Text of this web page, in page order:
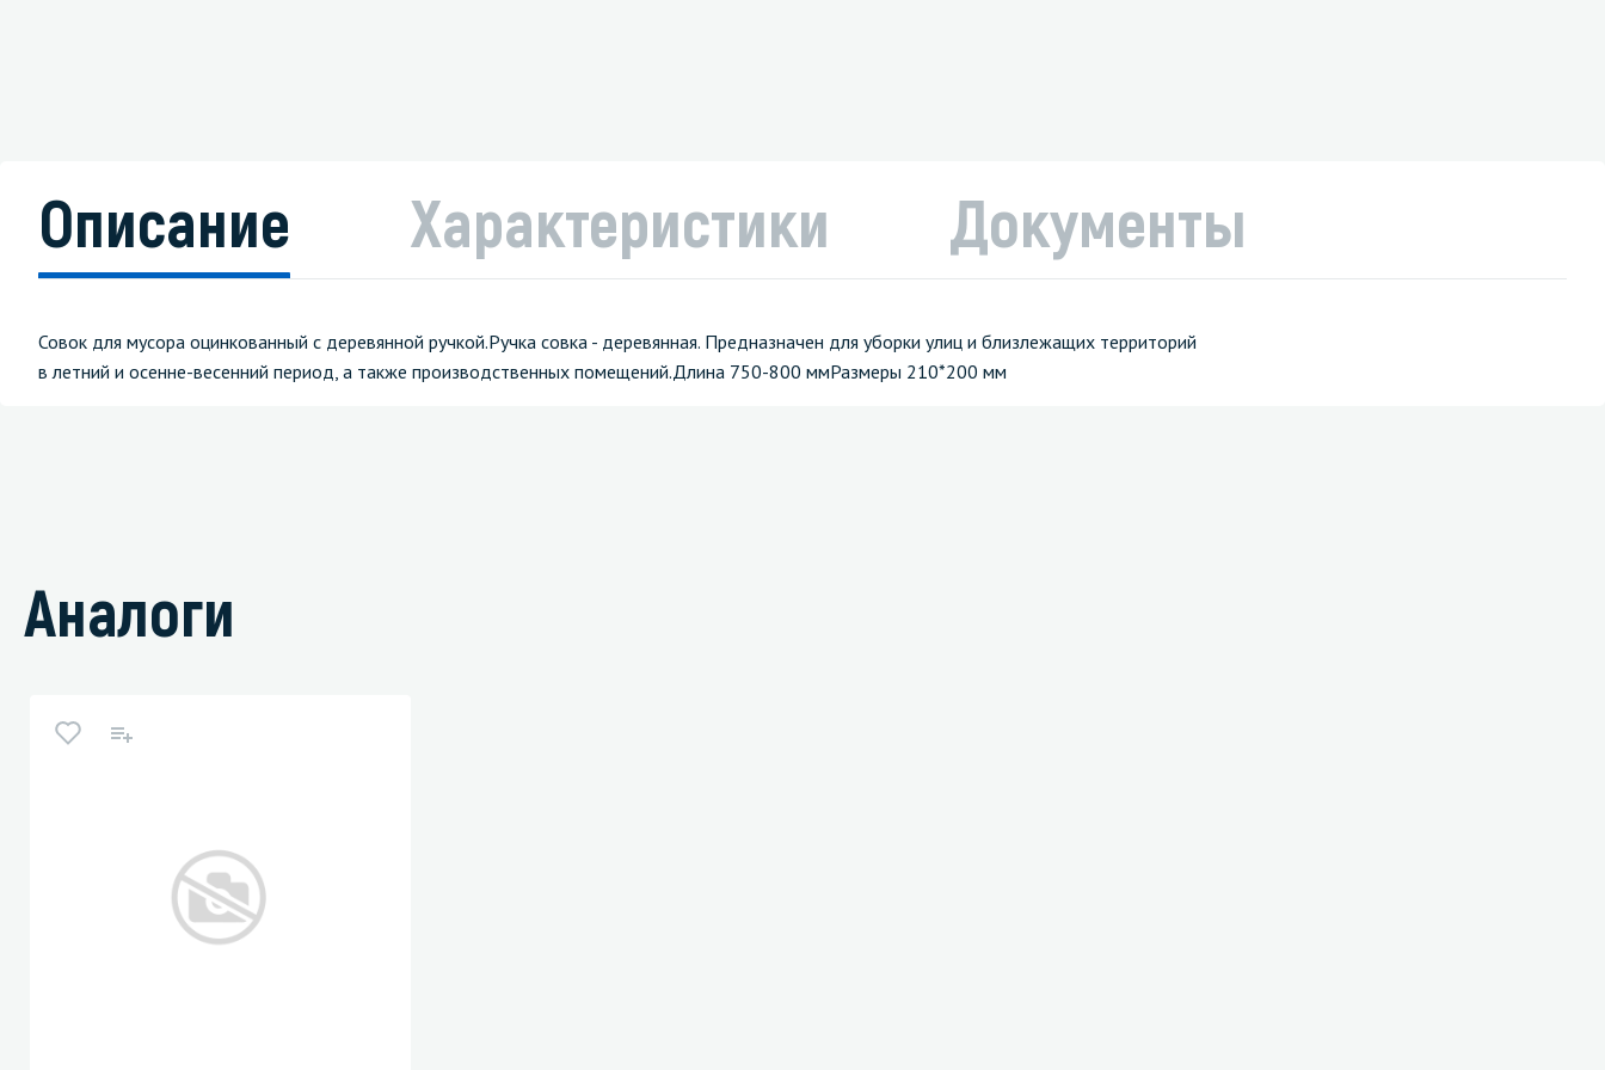
Описание Характеристики Документы
Совок для мусора оцинкованный с деревянной ручкой.Ручка совка - деревянная. Предназначен для уборки улиц и близлежащих территорий
в летний и осенне-весенний период, а также производственных помещений.Длина 750-800 ммРазмеры 210*200 мм
Аналоги